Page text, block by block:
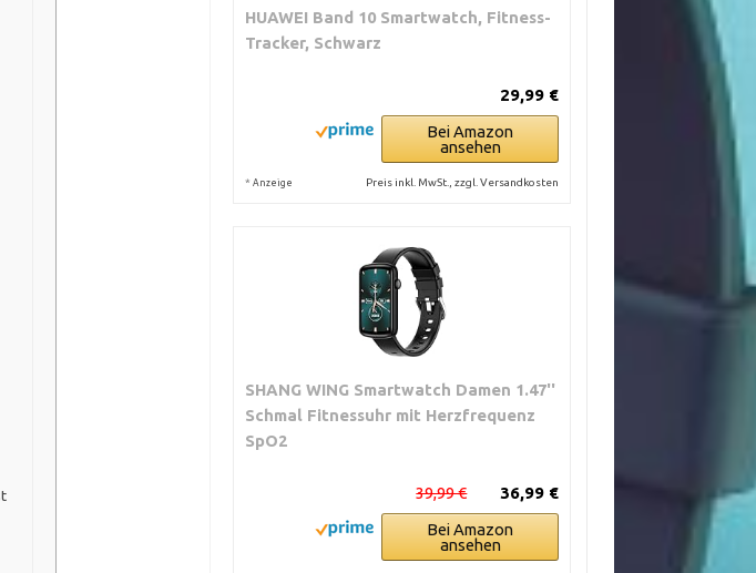
HUAWEI Band 10 Smartwatch, Fitness-
Tracker, Schwarz
29,99 €
Bei Amazon
ansehen
* Anzeige Preis inkl. MwSt., zzgl. Versandkosten
SHANG WING Smartwatch Damen 1.47''
Schmal Fitnessuhr mit Herzfrequenz
SpO2
36,99 €
39,99 €
Bei Amazon
ansehen